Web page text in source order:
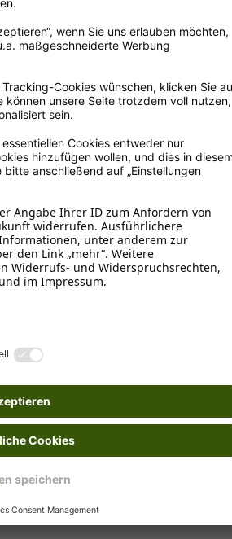
das Sammeln und Recyceln von
www.greenhound.de
Blau
Recyceltes Plastik (RPET)
Mäntel & Jacken
Recyclingmaterial